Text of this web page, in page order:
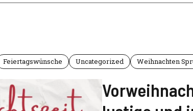
Feiertagswünsche Uncategorized Weihnachten